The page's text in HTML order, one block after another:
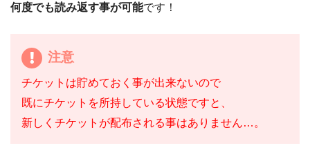
何度でも読み返す事が可能です！
注意
チケットは貯めておく事が出来ないので
既にチケットを所持している状態ですと、
新しくチケットが配布される事はありません…。